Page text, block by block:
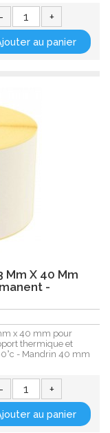
- +
au panier
X 40 Mm
-
x 40 mm pour
thermique et
- Mandrin 40 mm
- +
au panier